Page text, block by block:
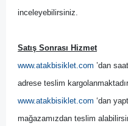
inceleyebilirsiniz.
Satış Sonrası Hizmet
www.atakbisiklet.com ’dan
adrese teslim kargolanmaktadır.
www.atakbisiklet.com ‘dan
mağazamızdan teslim